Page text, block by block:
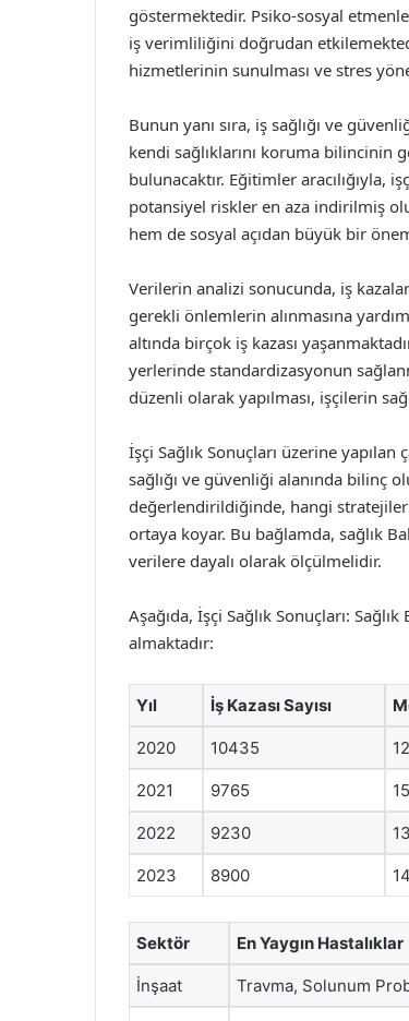
göstermektedir. Psiko-sosyal
iş verimliliğini doğrudan
hizmetlerinin sunulması ve stres
Bunun yanı sıra, iş sağlığı ve
kendi sağlıklarını koruma bilincinin
bulunacaktır. Eğitimler aracılığıyla,
potansiyel riskler en aza indirilmiş
hem de sosyal açıdan büyük bir
Verilerin analizi sonucunda, iş
gerekli önlemlerin alınmasına
altında birçok iş kazası
yerlerinde standardizasyonun
düzenli olarak yapılması, işçilerin
İşçi Sağlık Sonuçları üzerine
sağlığı ve güvenliği alanında bilinç
değerlendirildiğinde, hangi
ortaya koyar. Bu bağlamda, sağlık
verilere dayalı olarak ölçülmelidir.
Aşağıda, İşçi Sağlık Sonuçları:
almaktadır:
Yıl İş Kazası Sayısı
2020 10435
2021 9765
2022 9230
2023 8900
Sektör En Yaygın Hastalıklar
İnşaat Travma, Solunum